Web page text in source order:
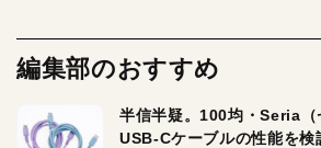
編集部のおすすめ
半信半疑。100均・Seria（
USB-Cケーブルの性能を